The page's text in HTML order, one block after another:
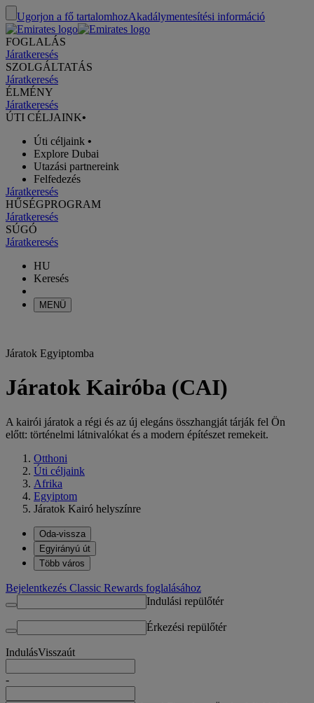
Ugorjon a fő tartalomhozAkadálymentesítési információ
FOGLALÁS
Járatkeresés
SZOLGÁLTATÁS
Járatkeresés
ÉLMÉNY
Járatkeresés
ÚTI CÉLJAINK•
Úti céljaink •
Explore Dubai
Utazási partnereink
Felfedezés
Járatkeresés
HŰSÉGPROGRAM
Járatkeresés
SÚGÓ
Járatkeresés
HU
Keresés
MENÜ
Járatok Egyiptomba
Járatok Kairóba (CAI)
A kairói járatok a régi és az új elegáns összhangját tárják fel Ön
előtt: történelmi látnivalókat és a modern építészet remekeit.
Otthoni
Úti céljaink
Afrika
Egyiptom
Járatok Kairó helyszínre
Oda-vissza
Egyirányú út
Több város
Bejelentkezés Classic Rewards foglalásához
Indulási repülőtér
Érkezési repülőtér
IndulásVisszaút
-